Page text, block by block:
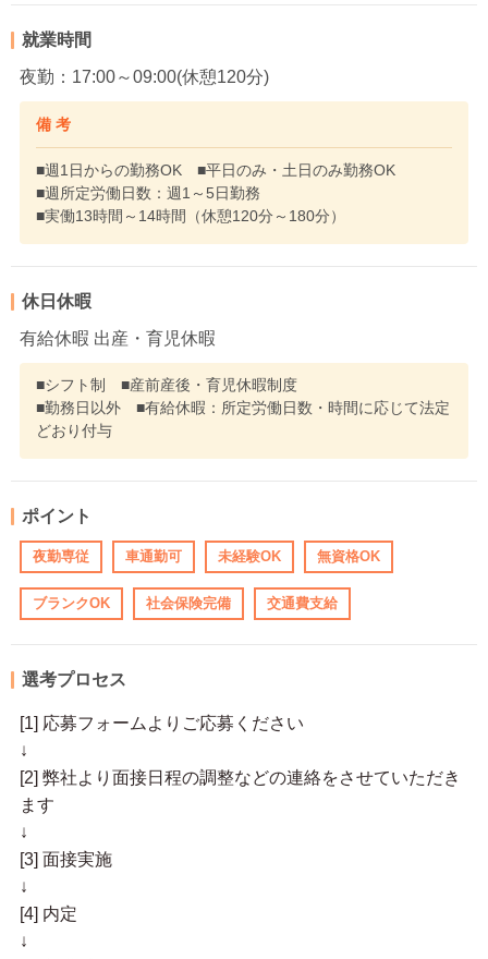
就業時間
夜勤：17:00～09:00(休憩120分)
備 考
■週1日からの勤務OK ■平日のみ・土日のみ勤務OK
■週所定労働日数：週1～5日勤務
■実働13時間～14時間（休憩120分～180分）
休日休暇
有給休暇 出産・育児休暇
■シフト制 ■産前産後・育児休暇制度
■勤務日以外 ■有給休暇：所定労働日数・時間に応じて法定
どおり付与
ポイント
夜勤専従 車通勤可 未経験OK 無資格OK
ブランクOK 社会保険完備 交通費支給
選考プロセス
[1] 応募フォームよりご応募ください
↓
[2] 弊社より面接日程の調整などの連絡をさせていただき
ます
↓
[3] 面接実施
↓
[4] 内定
↓